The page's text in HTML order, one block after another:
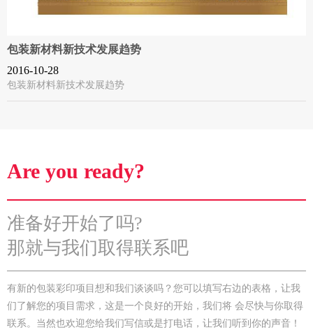
包装新材料新技术发展趋势
2016-10-28
包装新材料新技术发展趋势
Are you ready?
准备好开始了吗?
那就与我们取得联系吧
有新的包装彩印项目想和我们谈谈吗？您可以填写右边的表格，让我
们了解您的项目需求，这是一个良好的开始，我们将 会尽快与你取得
联系。当然也欢迎您给我们写信或是打电话，让我们听到你的声音！